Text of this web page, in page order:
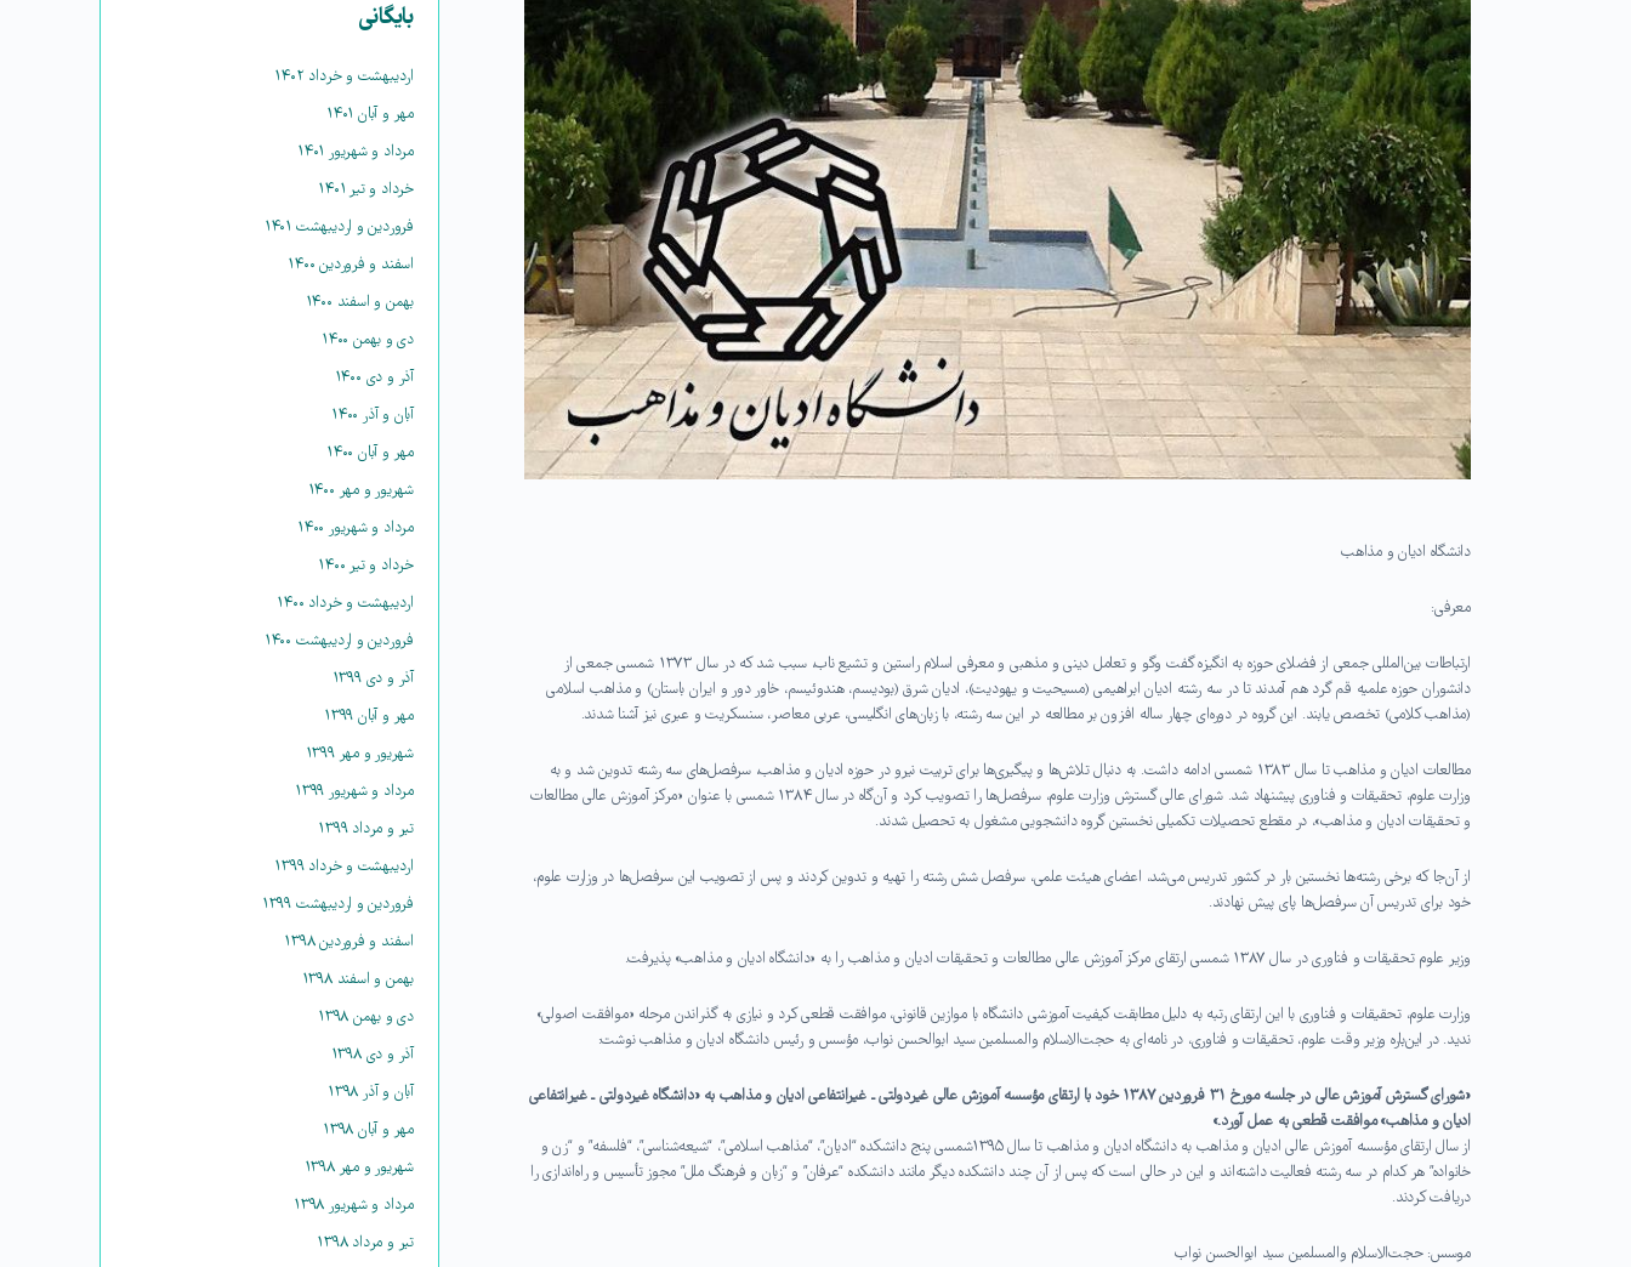
دانشگاه ادیان و مذاهب
معرفی:
ارتباطات بین‌المللی جمعی از فضلای حوزه به ‌انگیزه گفت ‌وگو و تعامل دینی و مذهبی و معرفی اسلام راستین و تشیع ناب، سبب شد که در سال ۱۳۷۳ شمسی جمعی از
دانشوران حوزه علمیه قم گرد هم آمدند تا در سه رشته ادیان ابراهیمی (مسیحیت و یهودیت)، ادیان شرق (بودیسم، هندوئیسم، خاور دور و ایران باستان) و مذاهب اسلامی
(مذاهب کلامی) تخصص یابند. این گروه در دوره‌ای چهار ساله افزون بر مطالعه در این سه رشته، با زبان‌های انگلیسی، عربی معاصر، سنسکریت و عبری نیز آشنا شدند.
مطالعات ادیان و مذاهب تا سال ۱۳۸۳ شمسی ادامه داشت. به دنبال تلاش‌ها و پیگیری‌ها برای تربیت نیرو در حوزه ادیان و مذاهب، سرفصل‌های سه رشته تدوین شد و به
وزارت علوم، تحقیقات و فناوری پیشنهاد شد. شورای عالی گسترش وزارت علوم، سرفصل‌ها را تصویب کرد و آن‌گاه در سال ۱۳۸۴ شمسی با عنوان «مرکز آموزش عالی مطالعات
و تحقیقات ادیان و مذاهب»، در مقطع تحصیلات تکمیلی نخستین گروه دانشجویی مشغول به تحصیل شدند.
از آن‌جا که برخی رشته‌ها نخستین بار در کشور تدریس می‌شد، اعضای هیئت علمی، سرفصل شش رشته‌ را تهیه و تدوین کردند و پس از تصویب این سرفصل‌ها در وزارت علوم،
خود برای تدریس آن سرفصل‌ها پای پیش نهادند.
وزیر علوم تحقیقات و فناوری در سال ۱۳۸۷ شمسی ارتقای مرکز آموزش عالی مطالعات و تحقیقات ادیان و مذاهب را به «دانشگاه ادیان و مذاهب» پذیرفت.
وزارت علوم، تحقیقات و فناوری با این ارتقای رتبه به دلیل مطابقت کیفیت آموزشی دانشگاه با موازین قانونی، موافقت قطعی کرد و نیازی به گذراندن مرحله «موافقت اصولی»
ندید. در این‌باره وزیر وقت علوم، تحقیقات و فناوری، در نامه‌ای به حجت‌الاسلام والمسلمین سید ابوالحسن نواب، مؤسس و رئیس دانشگاه ادیان و مذاهب نوشت:
«شورای گسترش آموزش عالی در جلسه مورخ ۳۱ فروردین ۱۳۸۷ خود با ارتقای مؤسسه آموزش عالی غیردولتی ـ غیرانتفاعی ادیان و مذاهب به «دانشگاه غیردولتی ـ غیرانتفاعی
ادیان و مذاهب» موافقت قطعی به عمل آورد.»
از سال ارتقای مؤسسه آموزش عالی ادیان و مذاهب به دانشگاه ادیان و مذاهب تا سال ۱۳۹۵شمسی پنج دانشکده “ادیان”، “مذاهب اسلامی”، “شیعه‌شناسی”، “فلسفه” و “زن و
خانواده” هر کدام در سه رشته فعالیت داشته‌اند و این در حالی است که پس از آن چند دانشکده دیگر مانند دانشکده “عرفان” و “زبان و فرهنگ ملل” مجوز تأسیس و راه‌اندازی را
دریافت کردند.
موسس: حجت‌الاسلام والمسلمین سید ابوالحسن نواب
بایگانی
اردیبهشت و خرداد ۱۴۰۲
مهر و آبان ۱۴۰۱
مرداد و شهریور ۱۴۰۱
خرداد و تیر ۱۴۰۱
فروردین و اردیبهشت ۱۴۰۱
اسفند و فروردین ۱۴۰۰
بهمن و اسفند ۱۴۰۰
دی و بهمن ۱۴۰۰
آذر و دی ۱۴۰۰
آبان و آذر ۱۴۰۰
مهر و آبان ۱۴۰۰
شهریور و مهر ۱۴۰۰
مرداد و شهریور ۱۴۰۰
خرداد و تیر ۱۴۰۰
اردیبهشت و خرداد ۱۴۰۰
فروردین و اردیبهشت ۱۴۰۰
آذر و دی ۱۳۹۹
مهر و آبان ۱۳۹۹
شهریور و مهر ۱۳۹۹
مرداد و شهریور ۱۳۹۹
تیر و مرداد ۱۳۹۹
اردیبهشت و خرداد ۱۳۹۹
فروردین و اردیبهشت ۱۳۹۹
اسفند و فروردین ۱۳۹۸
بهمن و اسفند ۱۳۹۸
دی و بهمن ۱۳۹۸
آذر و دی ۱۳۹۸
آبان و آذر ۱۳۹۸
مهر و آبان ۱۳۹۸
شهریور و مهر ۱۳۹۸
مرداد و شهریور ۱۳۹۸
تیر و مرداد ۱۳۹۸